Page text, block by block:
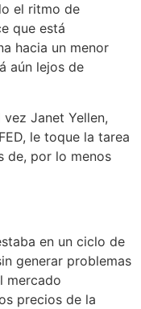
el ritmo de
que está
hacia un menor
aún lejos de
Janet Yellen,
le toque la tarea
de, por lo menos
en un ciclo de
generar problemas
mercado
precios de la